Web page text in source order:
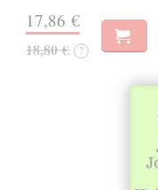
17,86 €
18,80 € ?